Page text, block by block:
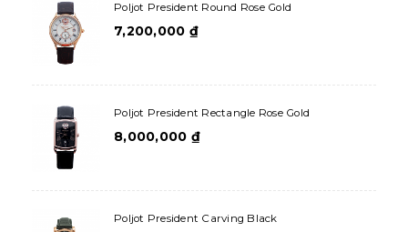
Poljot President Round Rose Gold
7,200,000 ₫
Poljot President Rectangle Rose Gold
8,000,000 ₫
Poljot President Carving Black